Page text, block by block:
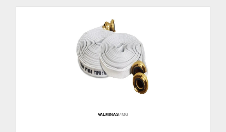
VALMINAS / MG